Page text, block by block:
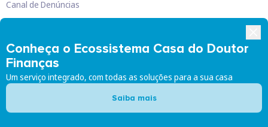
Conheça o Ecossistema Casa do Doutor
Finanças
Um serviço integrado, com todas as soluções para a sua casa
Saiba mais
Canal de Denúncias
Doutor Finanças, Lda